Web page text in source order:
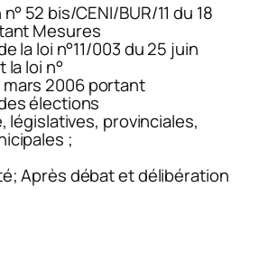
52 bis/CENI/BUR/11 du 18
Mesures
la loi n°11/003 du 25 juin
la loi n°
2006 portant
élections
législatives, provinciales,
;
Après débat et délibération